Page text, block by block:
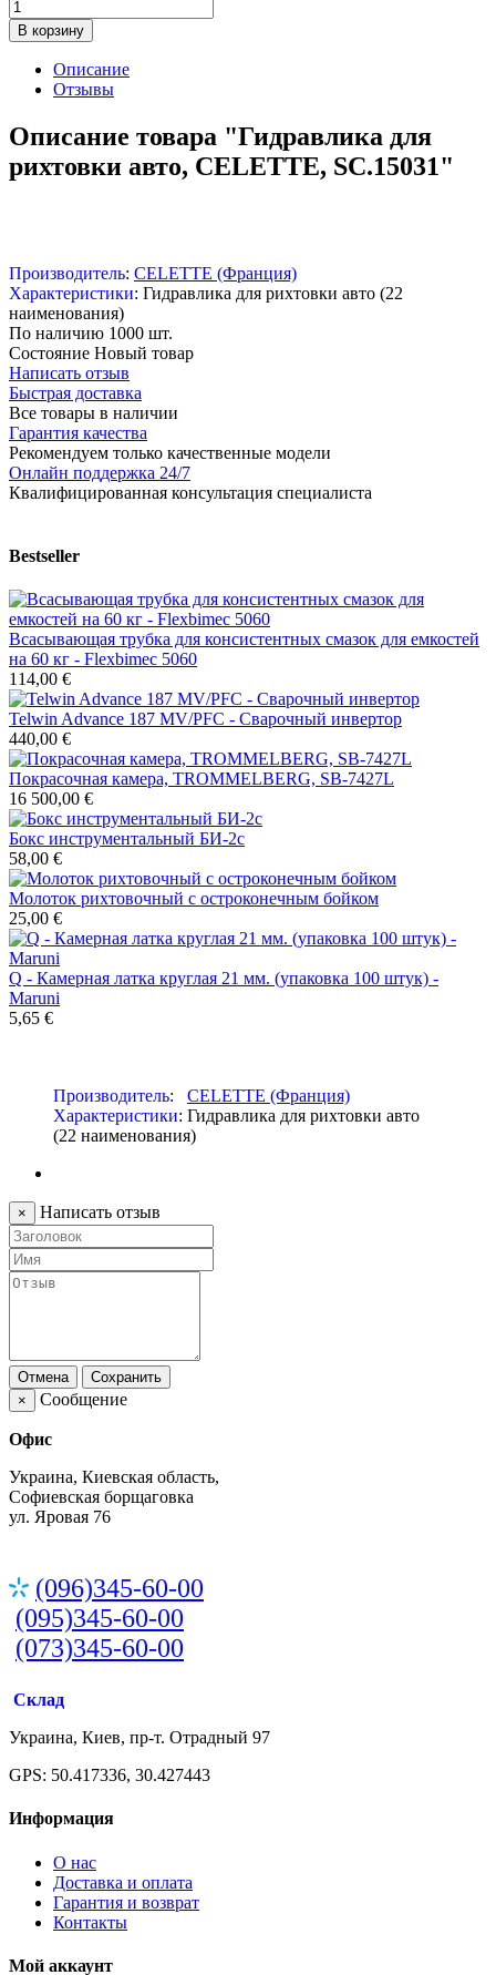
В корзину
Описание
Отзывы
Описание товара "Гидравлика для
рихтовки авто, CELETTE, SC.15031"
Производитель: CELETTE (Франция)
Характеристики: Гидравлика для рихтовки авто (22
наименования)
По наличию 1000 шт.
Состояние Новый товар
Написать отзыв
Быстрая доставка
Все товары в наличии
Гарантия качества
Рекомендуем только качественные модели
Онлайн поддержка 24/7
Квалифицированная консультация специалиста
Bestseller
Всасывающая трубка для консистентных смазок для емкостей
на 60 кг - Flexbimec 5060
114,00 €
Telwin Advance 187 MV/PFC - Сварочный инвертор
440,00 €
Покрасочная камера, TROMMELBERG, SB-7427L
16 500,00 €
Бокс инструментальный БИ-2с
58,00 €
Молоток рихтовочный с остроконечным бойком
25,00 €
Q - Камерная латка круглая 21 мм. (упаковка 100 штук) -
Maruni
5,65 €
Производитель: CELETTE (Франция)
Характеристики: Гидравлика для рихтовки авто
(22 наименования)
× Написать отзыв
Отмена
Сохранить
×
Сообщение
Офис
Украина, Киевская область,
Софиевская борщаговка
ул. Яровая 76
(096)345-60-00
(095)345-60-00
(073)345-60-00
Склад
Украина, Киев, пр-т. Отрадный 97
GPS: 50.417336, 30.427443
Информация
О нас
Доставка и оплата
Гарантия и возврат
Контакты
Мой аккаунт